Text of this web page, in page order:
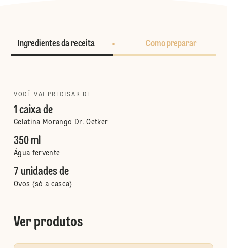
Ingredientes da receita Como preparar
VOCÊ VAI PRECISAR DE
1 caixa de
Gelatina Morango Dr. Oetker
350 ml
Água fervente
7 unidades de
Ovos (só a casca)
Ver produtos